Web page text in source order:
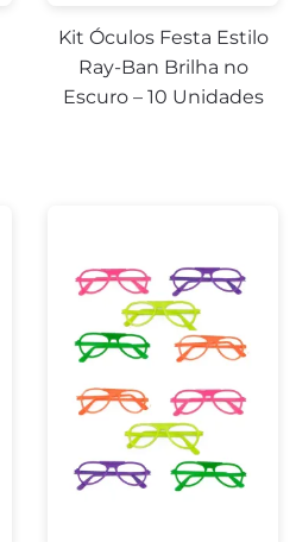
Kit Óculos Festa Estilo
Ray-Ban Brilha no
Escuro – 10 Unidades